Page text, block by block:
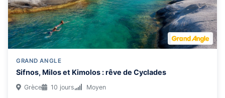
GRAND ANGLE
Sifnos, Milos et Kimolos : rêve de Cyclades
Grèce 10 jours Moyen